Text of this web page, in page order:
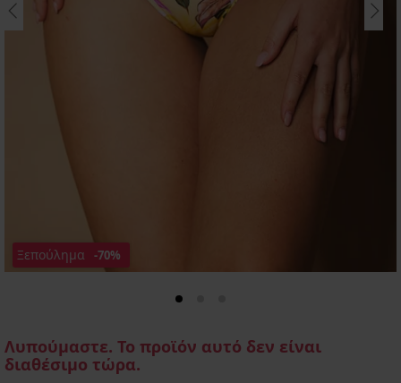
Ξεπούλημα -70%
Λυπούμαστε. Το προϊόν αυτό δεν είναι
διαθέσιμο τώρα.